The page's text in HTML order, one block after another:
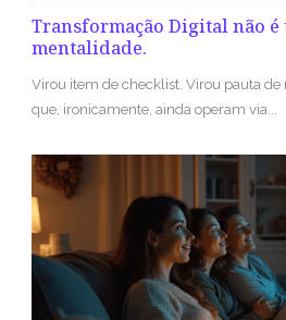
Transformação Digital não é
mentalidade.
Virou item de checklist. Virou pauta
que, ironicamente, ainda operam via...